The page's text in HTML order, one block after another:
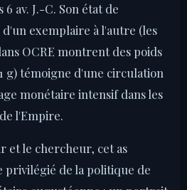
av. J.-C. Son état de
exemplaire à l'autre (les
OCRE montrent des poids
g) témoigne d'une circulation
monétaire intensif dans les
l'Empire.
et le chercheur, cet as
privilégié de la politique de